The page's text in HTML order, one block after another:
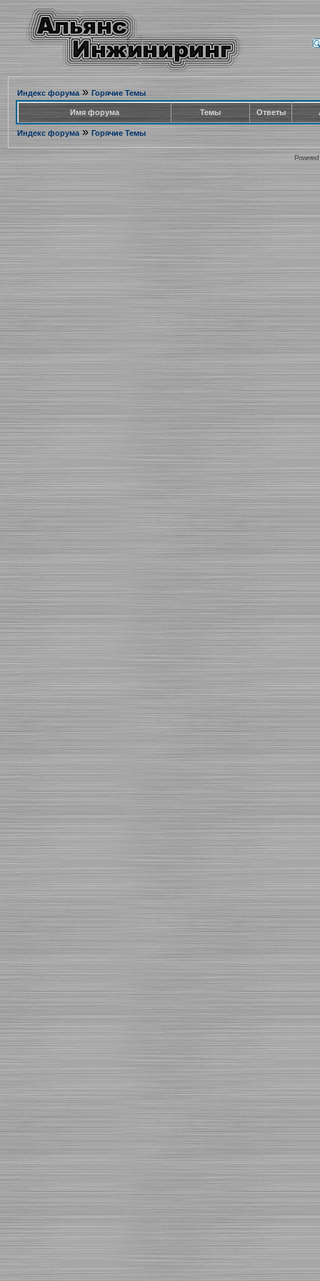
Индекс форума» Горячие Темы
Имя форума Темы Ответы
Индекс форума» Горячие Темы